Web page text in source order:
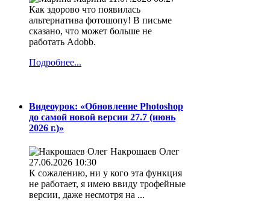
Как здорово что появилась
альтернатива фотошопу! В письме
сказано, что может больше не
работать Adobb.
Подробнее...
Видеоурок: «Обновление Photoshop
до самой новой версии 27.7 (июнь
2026 г.)»
Накрошаев Олег
27.06.2026 10:30
К сожалению, ни у кого эта функция
не работает, я имею ввиду трофейные
версии, даже несмотря на ...